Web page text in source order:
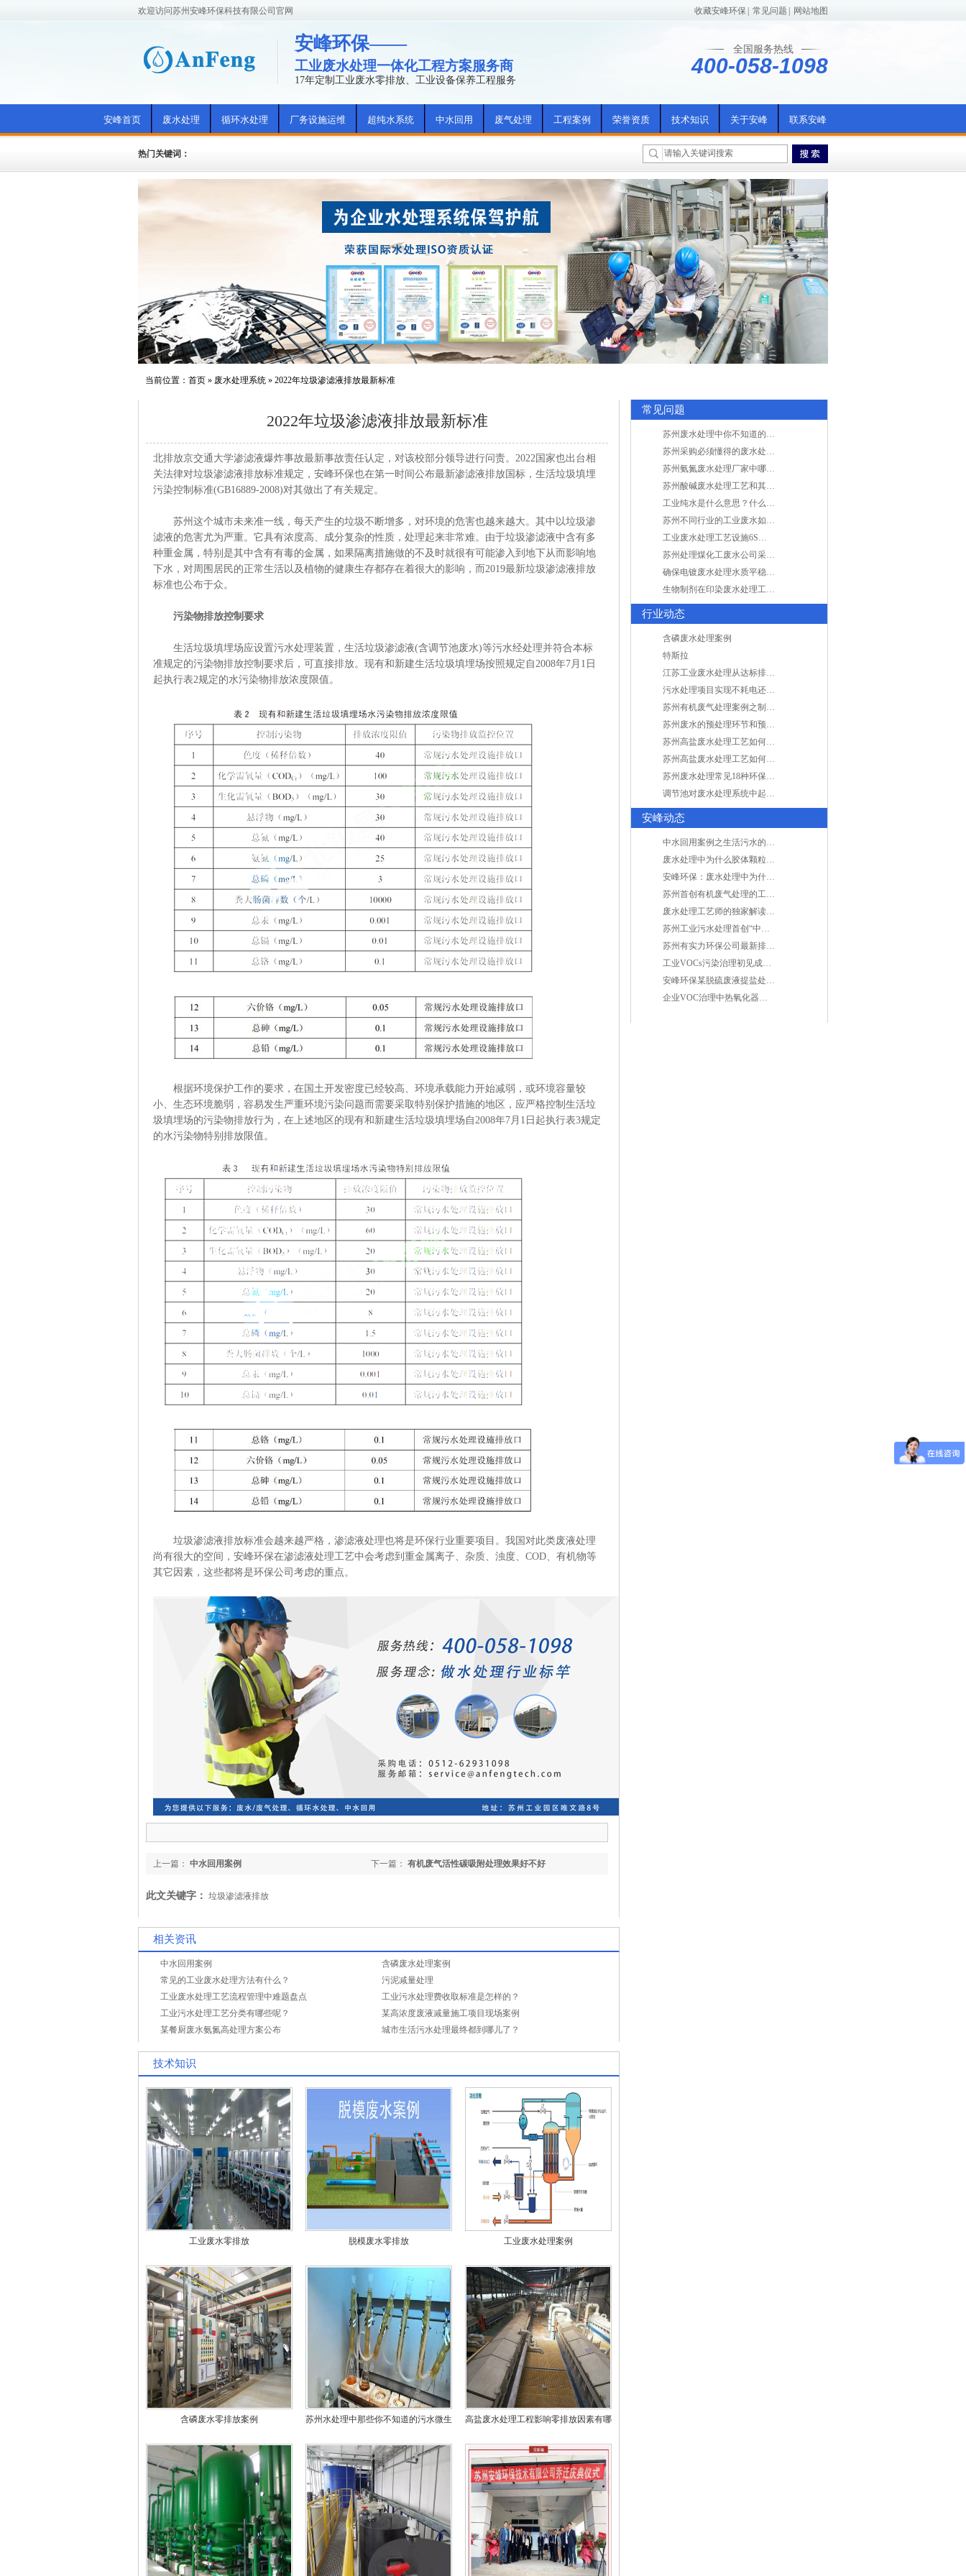
欢迎访问苏州安峰环保科技有限公司官网 收藏安峰环保 常见问题 网站地图
安峰环保——
工业废水处理一体化工程方案服务商
17年定制工业废水零排放、工业设备保养工程服务
全国服务热线
400-058-1098
安峰首页 废水处理 循环水处理 厂务设施运维 超纯水系统 中水回用 废气处理 工程案例 荣誉资质 技术知识 关于安峰 联系安峰
热门关键词：
当前位置： 首页 » 废水处理系统 » 2022年垃圾渗滤液排放最新标准
2022年垃圾渗滤液排放最新标准
北排放京交通大学渗滤液爆炸事故最新事故责任认定，对该校部分领导进行问责。2022国家也出台相
关法律对垃圾渗滤液排放标准规定，安峰环保也在第一时间公布最新渗滤液排放国标，生活垃圾填埋
污染控制标准(GB16889-2008)对其做出了有关规定。
苏州这个城市未来准一线，每天产生的垃圾不断增多，对环境的危害也越来越大。其中以垃圾渗
滤液的危害尤为严重。它具有浓度高、成分复杂的性质，处理起来非常难。由于垃圾渗滤液中含有多
种重金属，特别是其中含有有毒的金属，如果隔离措施做的不及时就很有可能渗入到地下从而影响地
下水，对周围居民的正常生活以及植物的健康生存都存在着很大的影响，而2019最新垃圾渗滤液排放
标准也公布于众。
污染物排放控制要求
生活垃圾填埋场应设置污水处理装置，生活垃圾渗滤液(含调节池废水)等污水经处理并符合本标
准规定的污染物排放控制要求后，可直接排放。现有和新建生活垃圾填埋场按照规定自2008年7月1日
起执行表2规定的水污染物排放浓度限值。
根据环境保护工作的要求，在国土开发密度已经较高、环境承载能力开始减弱，或环境容量较
小、生态环境脆弱，容易发生严重环境污染问题而需要采取特别保护措施的地区，应严格控制生活垃
圾填埋场的污染物排放行为，在上述地区的现有和新建生活垃圾填埋场自2008年7月1日起执行表3规定
的水污染物特别排放限值。
垃圾渗滤液排放标准会越来越严格，渗滤液处理也将是环保行业重要项目。我国对此类废液处理
尚有很大的空间，安峰环保在渗滤液处理工艺中会考虑到重金属离子、杂质、浊度、COD、有机物等
其它因素，这些都将是环保公司考虑的重点。
下一篇： 有机废气活性碳吸附处理效果好不好
上一篇： 中水回用案例
此文关键字： 垃圾渗滤液排放
相关资讯
中水回用案例
含磷废水处理案例
常见的工业废水处理方法有什么？
污泥减量处理
工业废水处理工艺流程管理中难题盘点
工业污水处理费收取标准是怎样的？
工业污水处理工艺分类有哪些呢？
某高浓度废液减量施工项目现场案例
某餐厨废水氨氮高处理方案公布
城市生活污水处理最终都到哪儿了？
技术知识
工业废水零排放 脱模废水零排放 工业废水处理案例
含磷废水零排放案例
苏州水处理中那些你不知道的污水微生
高盐废水处理工程影响零排放因素有哪
常见问题
苏州废水处理中你不知道的工艺全在这里
苏州采购必须懂得的废水处理问题，值得收藏！
苏州氨氮废水处理厂家中哪家最专业？
苏州酸碱废水处理工艺和其他废水处理的区别
工业纯水是什么意思？什么是纯水处理？
苏州不同行业的工业废水如何处理的？
工业废水处理工艺设施6S现场管理
苏州处理煤化工废水公司采用哪些工艺方法?
确保电镀废水处理水质平稳因素有哪些？
生物制剂在印染废水处理工艺技术中效果如何？
行业动态
含磷废水处理案例
特斯拉
江苏工业废水处理从达标排放到零排放
污水处理项目实现不耗电还省电的技术革新
苏州有机废气处理案例之制药类企业处理工艺
苏州废水的预处理环节和预计达到目的
苏州高盐废水处理工艺如何实现行业升级
苏州高盐废水处理工艺如何实现行业升级
苏州废水处理常见18种环保术语，秒懂！
调节池对废水处理系统中起到怎样的作用？
安峰动态
中水回用案例之生活污水的二次处理利用
废水处理中为什么胶体颗粒不易自然沉降?
安峰环保：废水处理中为什么胶体颗粒不易自然沉降?
苏州首创有机废气处理的工艺测试
废水处理工艺师的独家解读废水处理知识
苏州工业污水处理首创“中水”回用经济
苏州有实力环保公司最新排名/知名环保公司有哪些?
工业VOCs污染治理初见成效：地球比20年前更绿
安峰环保某脱硫废液提盐处理项目验收成功
企业VOC治理中热氧化器如何安全运行？